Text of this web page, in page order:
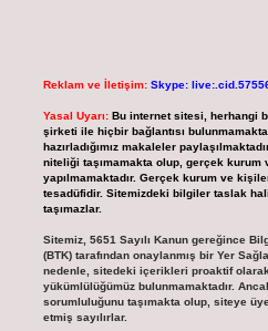
Reklam ve İletişim: Skype:
Yasal Uyarı: Bu internet sitesi, herhangi
şirketi ile hiçbir bağlantısı
hazırladığımız makaleler
niteliği taşımamakta olup, gerçek kurum
yapılmamaktadır. Gerçek kurum ve
tesadüfidir. Sitemizdeki bilgiler taslak
taşımazlar.
Sitemiz, 5651 Sayılı Kanun gereğince
(BTK) tarafından onaylanmış bir Yer
nedenle, sitedeki içerikleri proaktif
yükümlülüğümüz bulunmamaktadır.
sorumluluğunu taşımakta olup, siteye
etmiş sayılırlar.